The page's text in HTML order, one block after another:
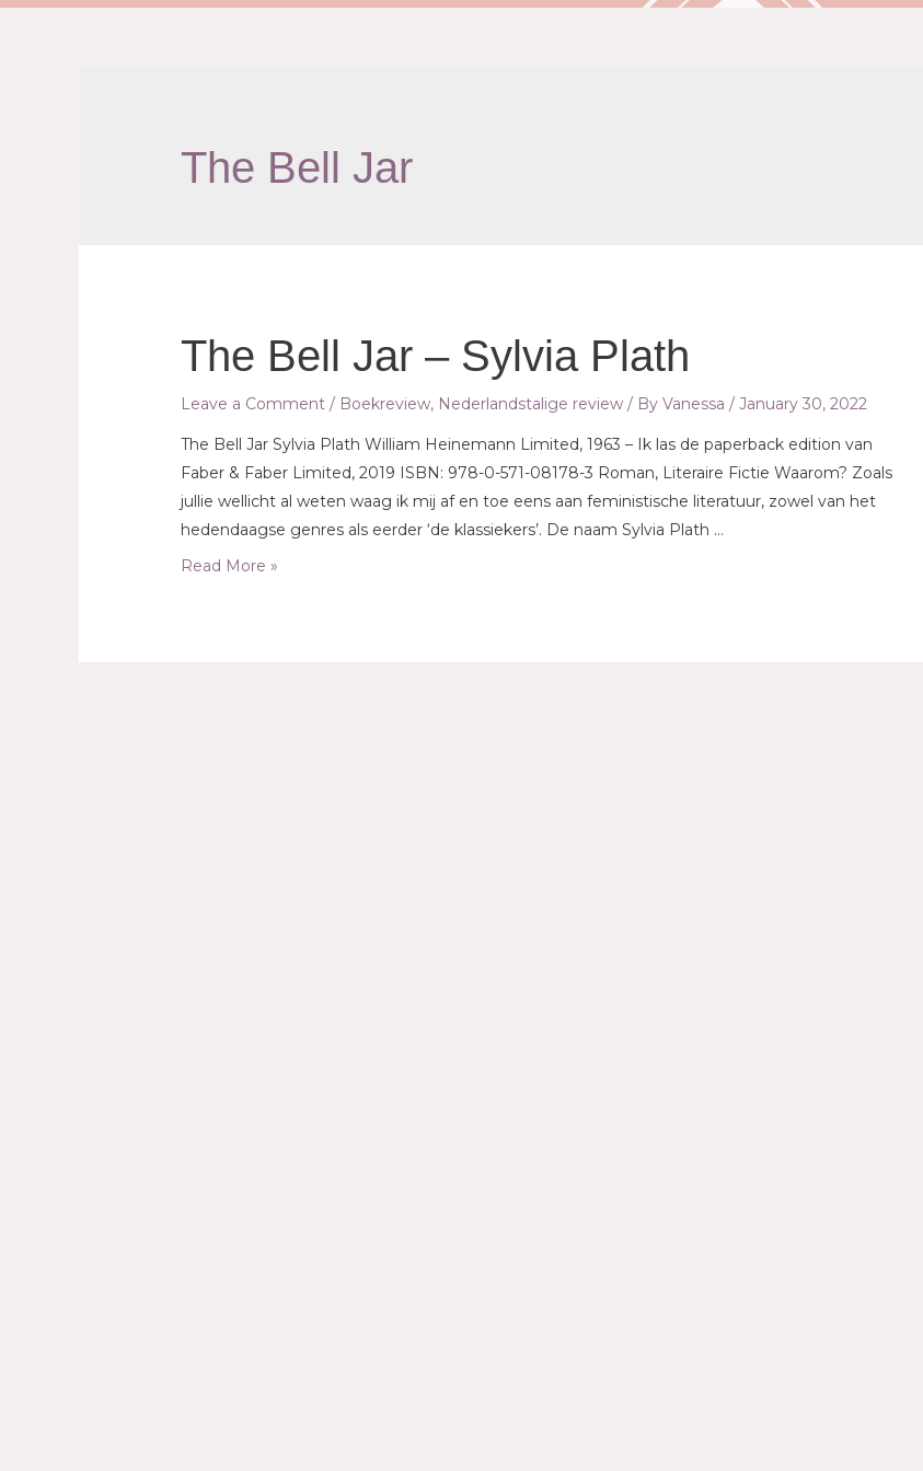
The Bell Jar
The Bell Jar – Sylvia Plath
Leave a Comment / Boekreview, Nederlandstalige review / ByVanessa /January 30, 2022
The Bell Jar Sylvia Plath William Heinemann Limited, 1963 – Ik las de paperback edition van
Faber & Faber Limited, 2019 ISBN: 978-0-571-08178-3 Roman, Literaire Fictie Waarom? Zoals
jullie wellicht al weten waag ik mij af en toe eens aan feministische literatuur, zowel van het
hedendaagse genres als eerder ‘de klassiekers’. De naam Sylvia Plath …
Read More »